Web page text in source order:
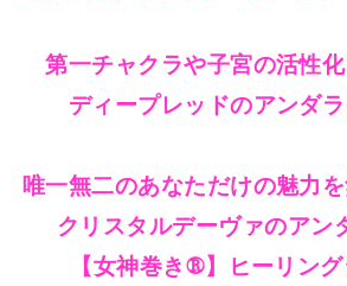
第一チャクラや子宮の活性
ディープレッドのアンダ
唯一無二のあなただけの魅力
クリスタルデーヴァのアン
【女神巻き®】ヒーリン